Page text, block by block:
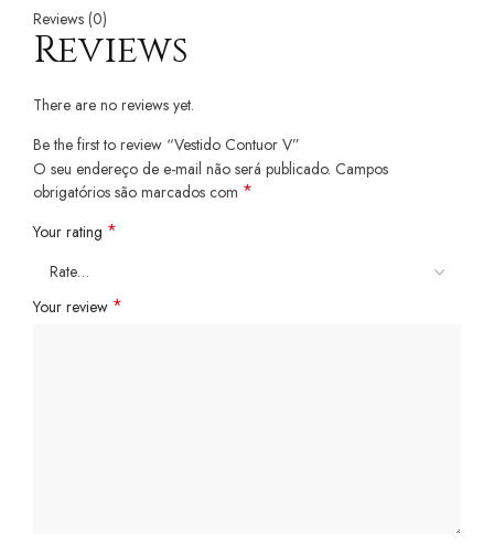
Reviews (0)
Reviews
There are no reviews yet.
Be the first to review “Vestido Contuor V”
O seu endereço de e-mail não será publicado. Campos
obrigatórios são marcados com *
Your rating *
Your review *